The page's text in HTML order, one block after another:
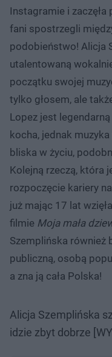
Instagramie i
fani spostrzegli
podobieństwo! Alicja
utalentowaną
początku swojej
tylko głosem, ale
Lopez jest
kocha, jednak
bliska w życiu,
Kolejną rzeczą, która
rozpoczęcie kariery
już mając 17 lat
filmie Moja mała
Szemplińska również
publiczną, osobą
a zna ją cała Polska!
Alicja Szemplińska
idzie zbyt dobrze